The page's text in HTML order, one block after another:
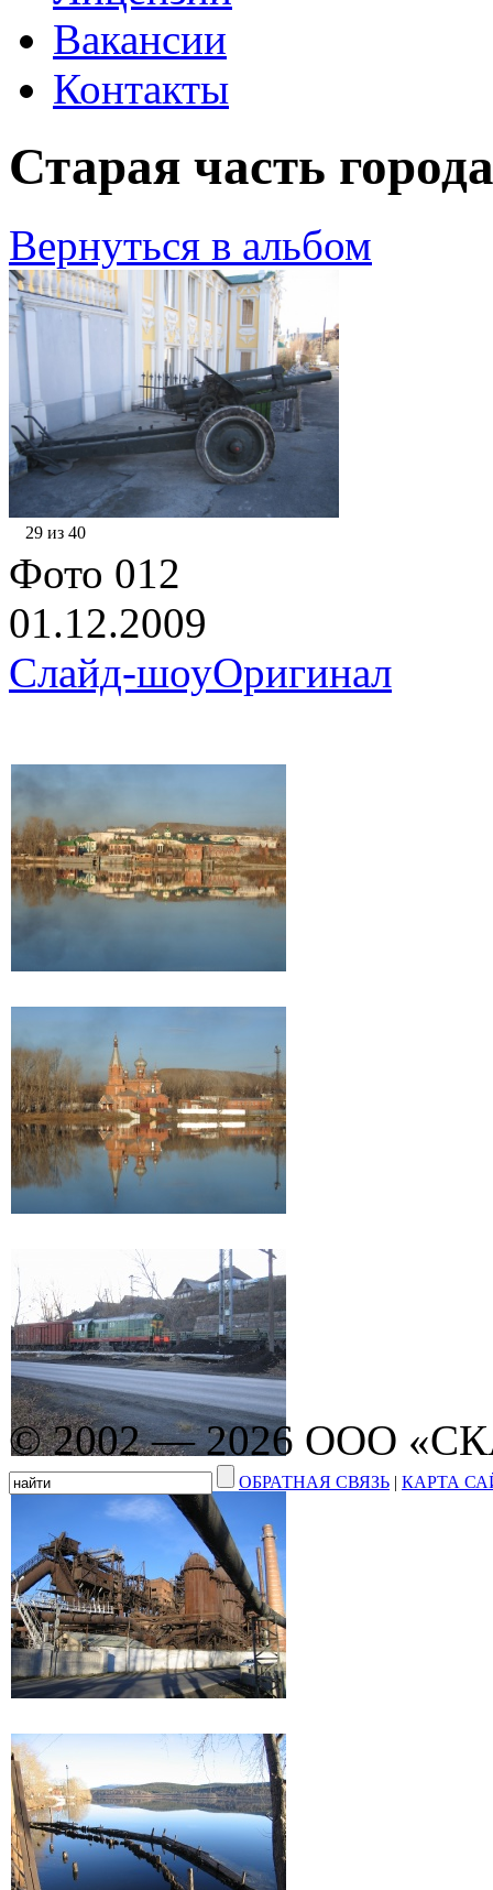
Вакансии
Контакты
Старая часть
Вернуться в альбом
29 из 40
Фото 012
01.12.2009
Слайд-шоуОригинал
© 2002 — 2026 ООО
ОБРАТНАЯ СВЯЗЬ | КАРТА